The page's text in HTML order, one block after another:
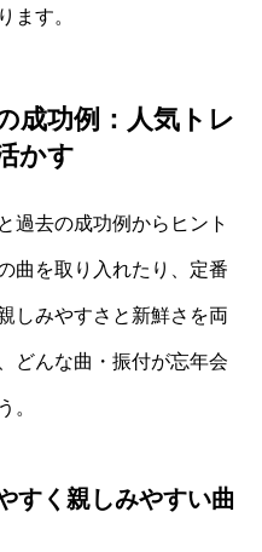
ます。
成功例：人気トレ
かす
過去の成功例からヒント
曲を取り入れたり、定番
しみやすさと新鮮さを両
どんな曲・振付が忘年会
。
すく親しみやすい曲